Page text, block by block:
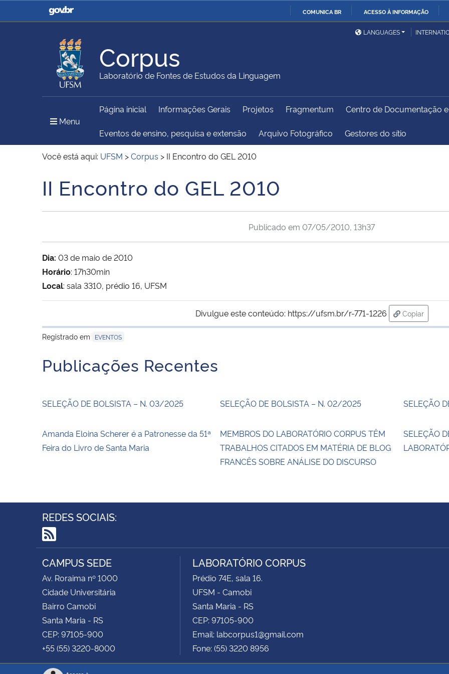
COMUNICA BR ACESSO À INFORMAÇÃO
Casa Civil
Ministério da Justiça e
Ministério da Defesa
Ministério das Relações
Exteriores
Ministério da Agricultura,
Pecuária e Abastecimento
Ministério da Educação
Ministério do Meio Ambiente Ministério do Turismo
Ministério do
Desenvolvimento Regional
União
Institucional
LANGUAGES
Corpus
Laboratório de Fontes de Estudos da Linguagem
Menu
Página inicial Informações Gerais Projetos Fragmentum Centro de Documentação
Eventos de ensino, pesquisa e extensão Arquivo Fotográfico Gestores do sítio
Você está aqui: UFSM >Corpus > II Encontro do GEL 2010
Início do conteúdo
II Encontro do GEL 2010
Publicado em 07/05/2010, 13h37
Dia: 03 de maio de 2010
Horário: 17h30min
Local: sala 3310, prédio 16, UFSM
Divulgue este conteúdo: https://ufsm.br/r-771-1226
Copiar
para área
Registrado em
EVENTOS
Publicações Recentes
SELEÇÃO DE BOLSISTA – N. 03/2025 SELEÇÃO DE BOLSISTA – N. 02/2025 SELEÇÃO
Amanda Eloina Scherer é a Patronesse da 51ª
Feira do Livro de Santa Maria
MEMBROS DO LABORATÓRIO CORPUS TÊM
TRABALHOS CITADOS EM MATÉRIA DE BLOG
FRANCÊS SOBRE ANÁLISE DO DISCURSO
SELEÇÃO
REDES SOCIAIS:
RSS
CAMPUS SEDE
Av. Roraima nº 1000
Cidade Universitária
Bairro Camobi
Santa Maria - RS
CEP: 97105-900
+55 (55) 3220-8000
LABORATÓRIO CORPUS
Prédio 74E, sala 16.
UFSM - Camobi
Santa Maria - RS
CEP: 97105-900
Email: labcorpus1@gmail.com
Fone: (55) 3220 8956